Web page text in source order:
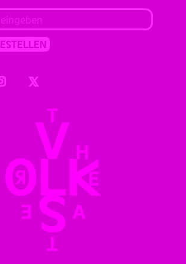
Twitter